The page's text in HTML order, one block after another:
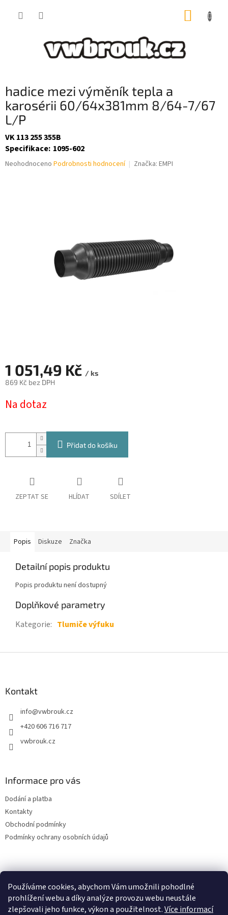
Používáme cookies, abychom Vám umožnili pohodlné
prohlížení webu a díky analýze provozu webu neustále
zlepšovali jeho funkce, výkon a použitelnost.Více informací
hadice mezi výměník tepla a
karosérii 60/64x381mm 8/64-7/67
L/P
VK 113 255 355B
Specifikace: 1095-602
Průměrné
Neohodnoceno Podrobnosti hodnocení Značka: EMPI
1 051,49 Kč / ks
869 Kč bez DPH
cena:
Na dotaz
Přidat do košíku
ZEPTAT SE HLÍDAT SDÍLET
Popis Diskuze Značka
Detailní popis produktu
Popis produktu není dostupný
Doplňkové parametry
Kategorie: Tlumiče výfuku
Kontakt
info@vwbrouk.cz
+420 606 716 717
vwbrouk.cz
Informace pro vás
Dodání a platba
Kontakty
Obchodní podmínky
Podmínky ochrany osobních údajů